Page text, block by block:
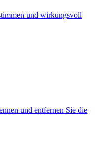
und wirkungsvoll
und entfernen Sie die